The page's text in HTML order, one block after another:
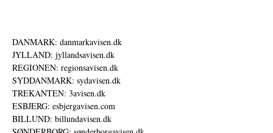
DANMARK: danmarkavisen.dk
JYLLAND: jyllandsavisen.dk
REGIONEN: regionsavisen.dk
SYDDANMARK: sydavisen.dk
TREKANTEN: 3avisen.dk
ESBJERG: esbjergavisen.com
BILLUND: billundavisen.dk